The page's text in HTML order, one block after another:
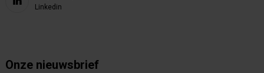
Linkedin
Onze nieuwsbrief